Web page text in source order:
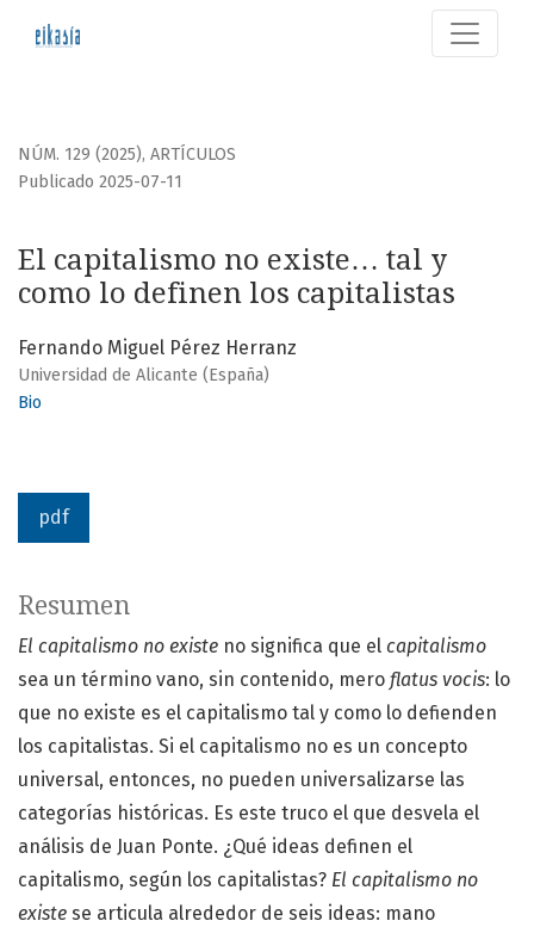
El capitalismo no existe… tal y como lo definen los
NÚM. 129 (2025), ARTÍCULOS
El capitalismo no existe… tal y
como lo definen los capitalistas
Publicado 2025-07-11
Fernando Miguel Pérez Herranz
Universidad de Alicante (España)
Bio
pdf
Resumen
El capitalismo no existe no significa que el capitalismo
sea un término vano, sin contenido, mero flatus vocis: lo
que no existe es el capitalismo tal y como lo defienden
los capitalistas. Si el capitalismo no es un concepto
universal, entonces, no pueden universalizarse las
categorías históricas. Es este truco el que desvela el
análisis de Juan Ponte. ¿Qué ideas definen el
capitalismo, según los capitalistas? El capitalismo no
existe se articula alrededor de seis ideas: mano